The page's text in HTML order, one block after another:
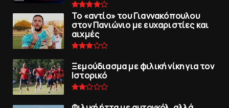
To «αντίο» του Γιαννακόπουλου
στον Πανιώνιο με ευχαριστίες και
αιχμές
Ξεμούδιασμα με φιλική νίκη για τoν
Iστορικό